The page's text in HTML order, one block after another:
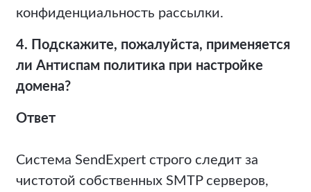
конфиденциальность рассылки.
4. Подскажите, пожалуйста, применяется
ли Антиспам политика при настройке
домена?
Ответ
Система SendExpert строго следит за
чистотой собственных SMTP серверов,